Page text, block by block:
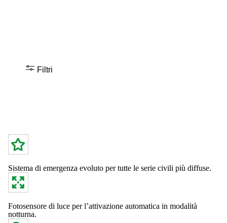
Filtri
Sistema di emergenza evoluto per tutte le serie civili più diffuse.
Fotosensore di luce per l’attivazione automatica in modalità
notturna.